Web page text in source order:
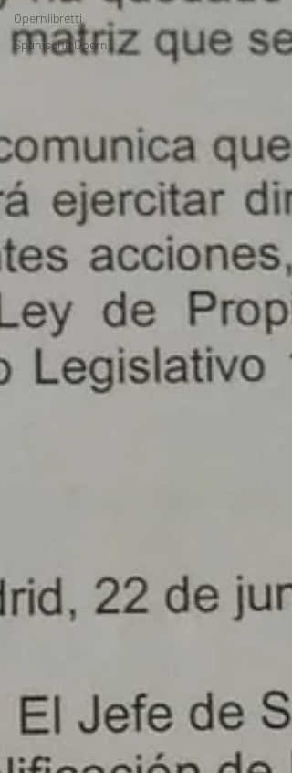
Opernlibretti
Spanische Opern